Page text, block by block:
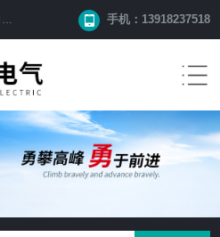
网站！ 手机：13918237518